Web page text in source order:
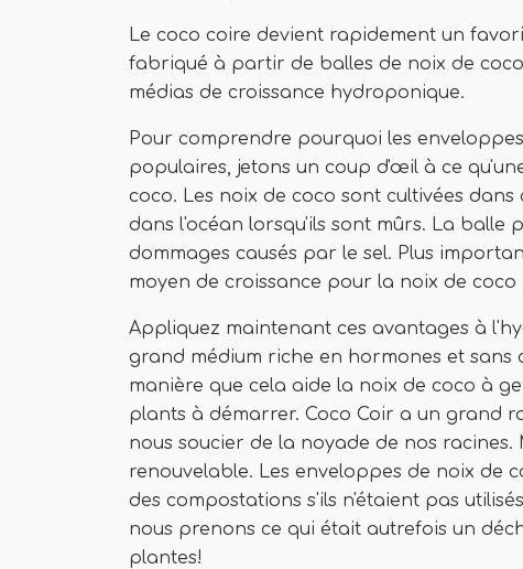
Le coco coire devient rapidement un
fabriqué à partir de balles de noix de
médias de croissance hydroponique.
Pour comprendre pourquoi les
populaires, jetons un coup d'œil à ce
coco. Les noix de coco sont cultivées
dans l'océan lorsqu'ils sont mûrs. La balle
dommages causés par le sel. Plus
moyen de croissance pour la noix de
Appliquez maintenant ces avantages à
grand médium riche en hormones et
manière que cela aide la noix de coco à
plants à démarrer. Coco Coir a un grand
nous soucier de la noyade de nos racines.
renouvelable. Les enveloppes de noix de
des compostations s'ils n'étaient pas
nous prenons ce qui était autrefois un
plantes!